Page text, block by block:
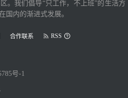
。我们倡导“只工作，不上班”的生活方
国内的渐进式发展。
合作联系 RSS
号-1